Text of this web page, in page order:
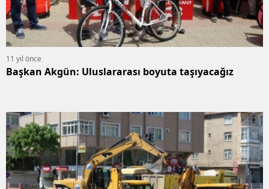
11 yıl önce
Başkan Akgün: Uluslararası boyuta taşıyacağız